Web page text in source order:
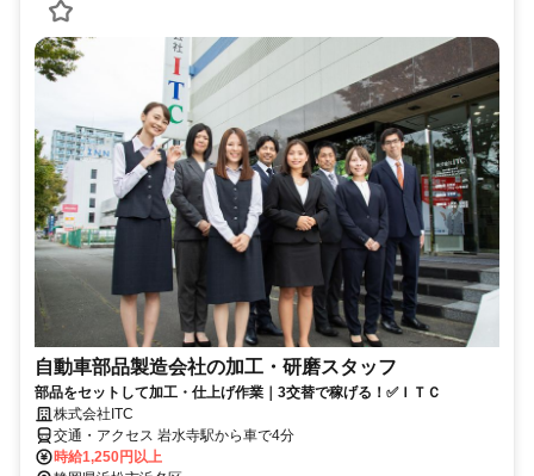
自動車部品製造会社の加工・研磨スタッフ
部品をセットして加工・仕上げ作業｜3交替で稼げる！✅ＩＴＣ
株式会社ITC
交通・アクセス 岩水寺駅から車で4分
時給1,250円以上